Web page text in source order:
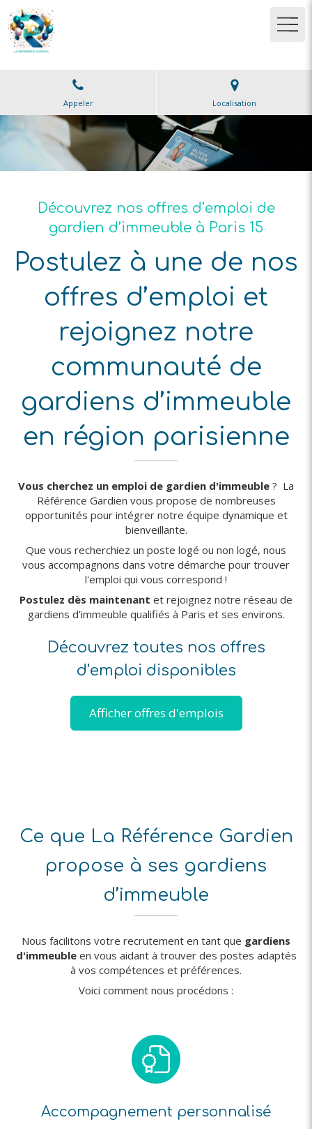
Appeler Localisation
Découvrez nos offres d’emploi de
gardien d’immeuble à Paris 15
Postulez à une de nos
offres d’emploi et
rejoignez notre
communauté de
gardiens d’immeuble
en région parisienne
Vous cherchez un emploi de gardien d'immeuble ? La
Référence Gardien vous propose de nombreuses
opportunités pour intégrer notre équipe dynamique et
bienveillante.
Que vous recherchiez un poste logé ou non logé, nous
vous accompagnons dans votre démarche pour trouver
l'emploi qui vous correspond !
Postulez dès maintenant et rejoignez notre réseau de
gardiens d’immeuble qualifiés à Paris et ses environs.
Découvrez toutes nos offres
d’emploi disponibles
Afficher offres d'emplois
Ce que La Référence Gardien
propose à ses gardiens
d’immeuble
Nous facilitons votre recrutement en tant que gardiens
d'immeubleen vous aidant à trouver des postes adaptés
à vos compétences et préférences.
Voici comment nous procédons :
Accompagnement personnalisé